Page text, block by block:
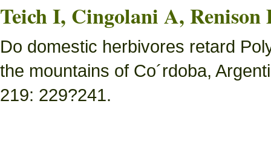
Teich I, Cingolani A,
Do domestic herbivores retard
the mountains of Co´rdoba,
219: 229?241.